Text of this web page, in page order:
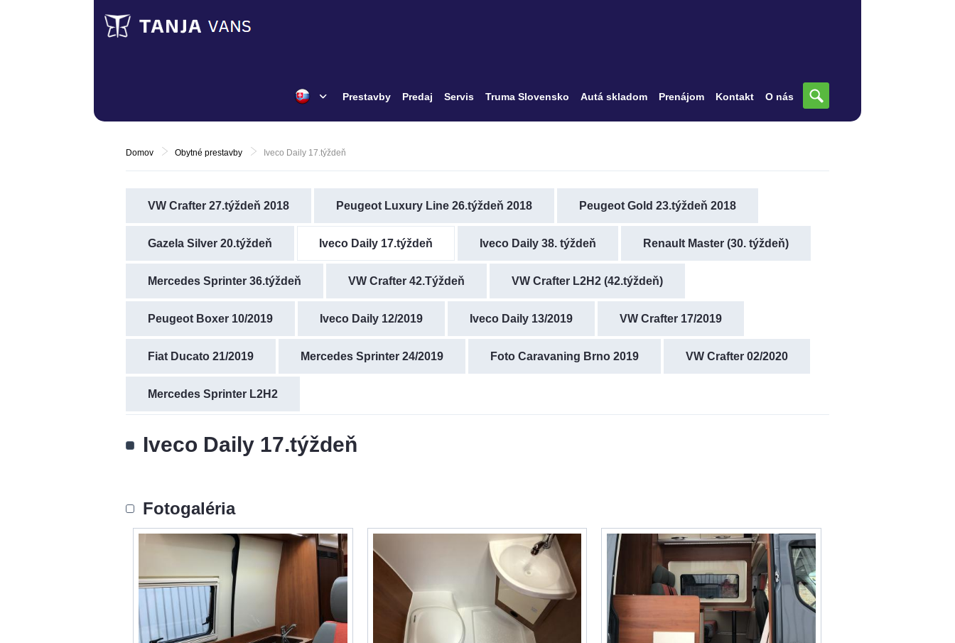
Prestavby Predaj Servis Truma Slovensko Autá skladom Prenájom Kontakt O nás
Domov Obytné prestavby Iveco Daily 17.týždeň
VW Crafter 27.týždeň 2018 Peugeot Luxury Line 26.týždeň 2018 Peugeot Gold 23.týždeň 2018
Gazela Silver 20.týždeň Iveco Daily 17.týždeň Iveco Daily 38. týždeň Renault Master (30. týždeň)
Mercedes Sprinter 36.týždeň VW Crafter 42.Týždeň VW Crafter L2H2 (42.týždeň)
Peugeot Boxer 10/2019 Iveco Daily 12/2019 Iveco Daily 13/2019 VW Crafter 17/2019
Fiat Ducato 21/2019 Mercedes Sprinter 24/2019 Foto Caravaning Brno 2019 VW Crafter 02/2020
Mercedes Sprinter L2H2
Iveco Daily 17.týždeň
Fotogaléria